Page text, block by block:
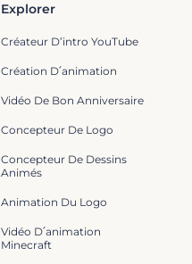
Explorer
Créateur D’intro YouTube
Création D՛animation
Vidéo De Bon Anniversaire
Concepteur De Logo
Concepteur De Dessins
Animés
Animation Du Logo
Vidéo D՛animation
Minecraft